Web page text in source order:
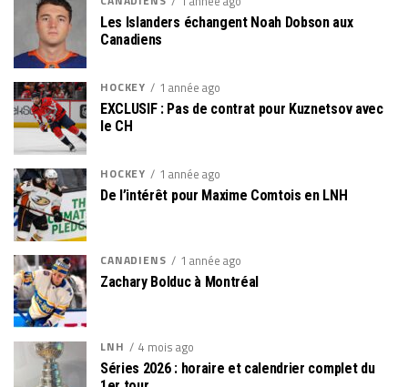
Les Islanders échangent Noah Dobson aux
Canadiens
HOCKEY 1 année ago
EXCLUSIF : Pas de contrat pour Kuznetsov avec
le CH
HOCKEY 1 année ago
De l’intérêt pour Maxime Comtois en LNH
CANADIENS 1 année ago
Zachary Bolduc à Montréal
LNH 4 mois ago
Séries 2026 : horaire et calendrier complet du